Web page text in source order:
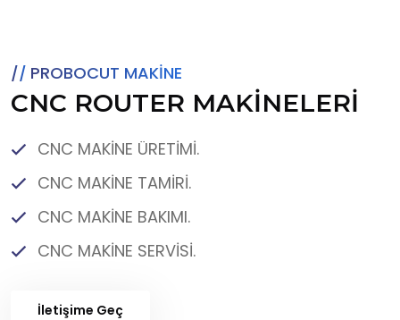
PROBOCUT MAKİNE
CNC ROUTER MAKİNELERİ
CNC MAKİNE ÜRETİMİ.
CNC MAKİNE TAMİRİ.
CNC MAKİNE BAKIMI.
CNC MAKİNE SERVİSİ.
İletişime Geç